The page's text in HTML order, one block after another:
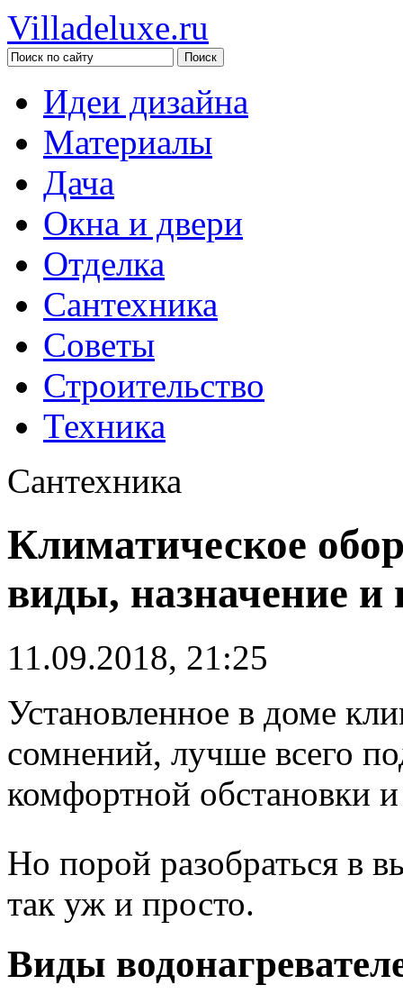
Villadeluxe.ru
Идеи дизайна
Материалы
Дача
Окна и двери
Отделка
Сантехника
Советы
Строительство
Техника
Сантехника
Климатическое
виды, назначение и
11.09.2018, 21:25
Установленное в доме
сомнений, лучше всего
комфортной обстановки
Но порой разобраться в
так уж и просто.
Виды